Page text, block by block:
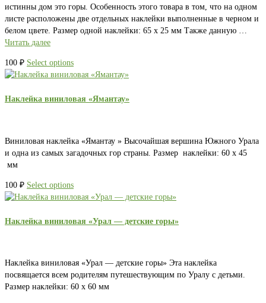
истинны дом это горы. Особенность этого товара в том, что на одном
листе расположены две отдельных наклейки выполненные в черном и
белом цвете. Размер одной наклейки: 65 х 25 мм Также данную …
Читать далее
100 ₽ Select options
Наклейка виниловая «Ямантау»
Виниловая наклейка «Ямантау » Высочайшая вершина Южного Урала
и одна из самых загадочных гор страны. Размер наклейки: 60 х 45
мм
100 ₽ Select options
Наклейка виниловая «Урал — детские горы»
Наклейка виниловая «Урал — детские горы» Эта наклейка
посвящается всем родителям путешествующим по Уралу с детьми.
Размер наклейки: 60 х 60 мм